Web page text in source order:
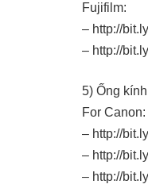
Fujifilm:
– http://
– http://
5) Ống
For Canon:
– http://
– http://
– http://